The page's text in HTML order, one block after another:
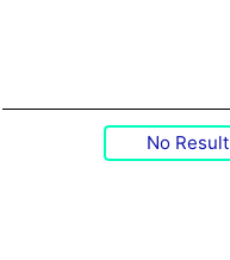
No Result